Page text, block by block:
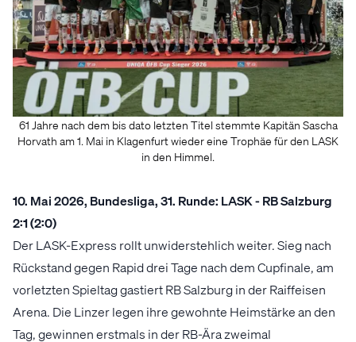
61 Jahre nach dem bis dato letzten Titel stemmte Kapitän Sascha
Horvath am 1. Mai in Klagenfurt wieder eine Trophäe für den LASK
in den Himmel.
10. Mai 2026, Bundesliga, 31. Runde: LASK - RB Salzburg
2:1 (2:0)
Der LASK-Express rollt unwiderstehlich weiter. Sieg nach
Rückstand gegen Rapid drei Tage nach dem Cupfinale, am
vorletzten Spieltag gastiert RB Salzburg in der Raiffeisen
Arena. Die Linzer legen ihre gewohnte Heimstärke an den
Tag, gewinnen erstmals in der RB-Ära zweimal